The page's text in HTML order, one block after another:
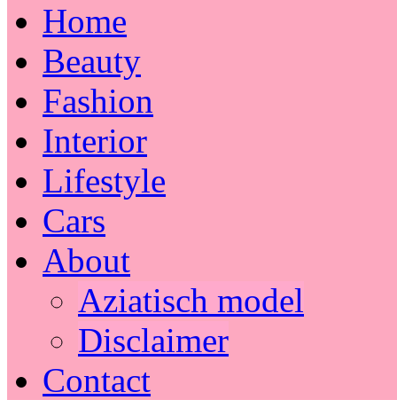
Home
Beauty
Fashion
Interior
Lifestyle
Cars
About
Aziatisch model
Disclaimer
Contact